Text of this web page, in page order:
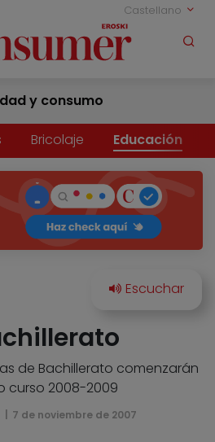
Castellano
y consumo
Bricolaje Educación
de Bachillerato comenzarán
curso 2008-2009
7 de noviembre de 2007